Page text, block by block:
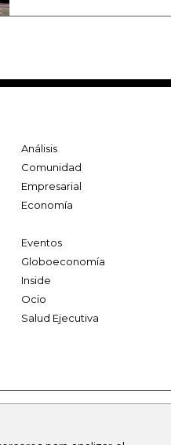
Análisis
Comunidad
Empresarial
Economía
Eventos
Globoeconomía
Inside
Ocio
Salud Ejecutiva